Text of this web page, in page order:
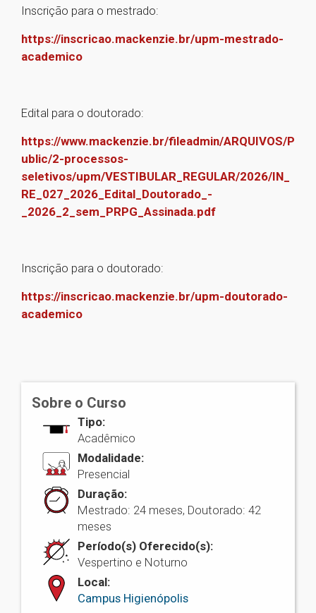
Inscrição para o mestrado:
https://inscricao.mackenzie.br/upm-mestrado-
academico
Edital para o doutorado:
https://www.mackenzie.br/fileadmin/ARQUIVOS/P
ublic/2-processos-
seletivos/upm/VESTIBULAR_REGULAR/2026/IN_
RE_027_2026_Edital_Doutorado_-
_2026_2_sem_PRPG_Assinada.pdf
Inscrição para o doutorado:
https://inscricao.mackenzie.br/upm-doutorado-
academico
Sobre o Curso
Tipo:
Acadêmico
Modalidade:
Presencial
Duração:
Mestrado: 24 meses, Doutorado: 42
meses
Período(s) Oferecido(s):
Vespertino e Noturno
Local:
Campus Higienópolis